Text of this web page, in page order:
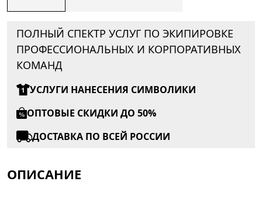
ПОЛНЫЙ СПЕКТР УСЛУГ ПО ЭКИПИРОВКЕ
ПРОФЕССИОНАЛЬНЫХ И КОРПОРАТИВНЫХ
КОМАНД
УСЛУГИ НАНЕСЕНИЯ СИМВОЛИКИ
ОПТОВЫЕ СКИДКИ ДО 50%
ДОСТАВКА ПО ВСЕЙ РОССИИ
ОПИСАНИЕ